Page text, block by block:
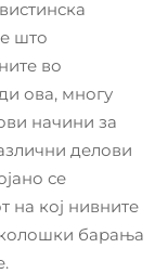
што
во
ова, многу
начини за
делови
се
на кој нивните
барања